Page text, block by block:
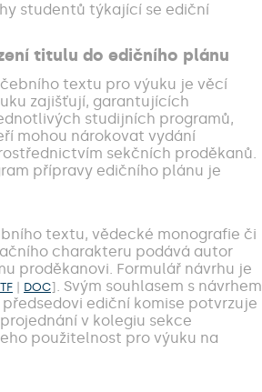
studentů týkající se ediční
titulu do edičního plánu
textu pro výuku je věcí
zajišťují, garantujících
studijních programů,
mohou nárokovat vydání
sekčních proděkanů.
přípravy edičního plánu je
textu, vědecké monografie či
charakteru podává autor
proděkanovi. Formulář návrhu je
DOC] . Svým souhlasem s návrhem
ediční komise potvrzuje
v kolegiu sekce
použitelnost pro výuku na